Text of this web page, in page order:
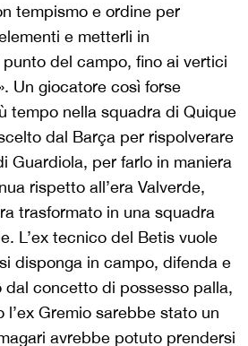
tempismo e ordine per
e metterli in
del campo, fino ai vertici
Un giocatore così forse
tempo nella squadra di Quique
dal Barça per rispolverare
Guardiola, per farlo in maniera
rispetto all’era Valverde,
trasformato in una squadra
L’ex tecnico del Betis vuole
disponga in campo, difenda e
concetto di possesso palla,
Gremio sarebbe stato un
avrebbe potuto prendersi